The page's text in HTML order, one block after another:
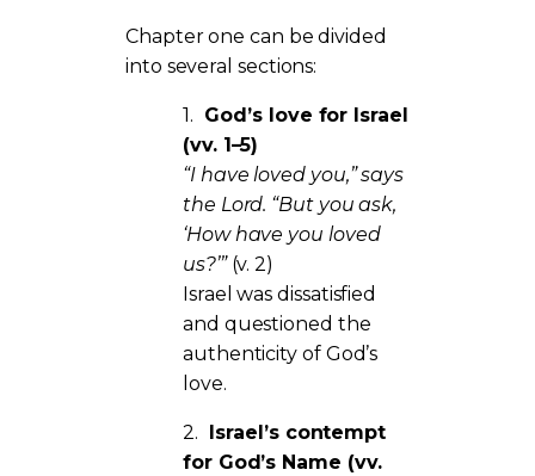
Chapter one can be divided
into several sections:
1. God’s love for Israel
(vv. 1–5)
“I have loved you,” says
the Lord. “But you ask,
‘How have you loved
us?’”(v. 2)
Israel was dissatisfied
and questioned the
authenticity of God’s
love.
2. Israel’s contempt
for God’s Name (vv.